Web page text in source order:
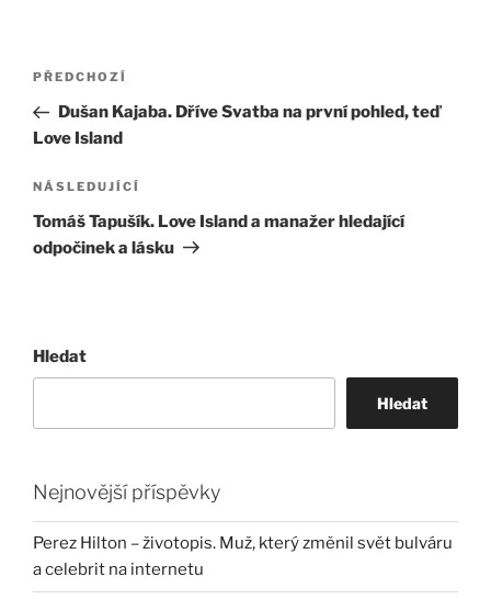
Navigace
příspěvek
Předchozí
příspěvek
PŘEDCHOZÍ
Dušan Kajaba. Dříve Svatba na první pohled, teď
Love Island
Následující
příspěvek
NÁSLEDUJÍCÍ
Tomáš Tapušík. Love Island a manažer hledající
odpočinek a lásku
Hledat
Hledat
Nejnovější příspěvky
Perez Hilton – životopis. Muž, který změnil svět bulváru
a celebrit na internetu